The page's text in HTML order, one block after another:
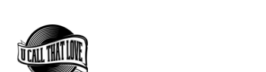
treści